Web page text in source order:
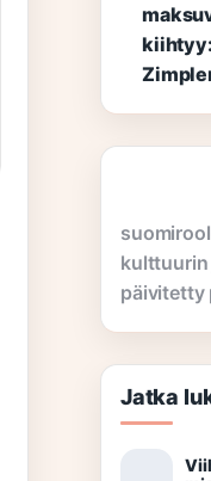
kulttuurin
päivitetty
Jatka